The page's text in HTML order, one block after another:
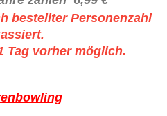
bestellter Personenzahl
Tag vorher möglich.